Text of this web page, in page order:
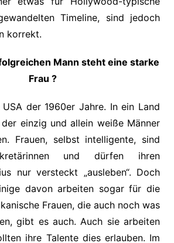
Timeline, sind jedoch
korrekt.
Mann steht eine starke
Frau ?
der 1960er Jahre. In ein Land
einzig und allein weiße Männer
Frauen, selbst intelligente, sind
und dürfen ihren
nur versteckt „ausleben“. Doch
davon arbeiten sogar für die
Frauen, die auch noch was
gibt es auch. Auch sie arbeiten
ihre Talente dies erlauben. Im